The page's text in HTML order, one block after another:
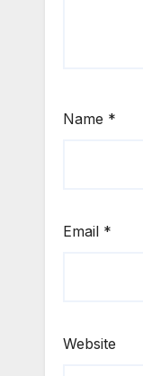
Name *
Email *
Website